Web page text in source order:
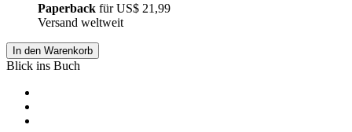
Paperback fürUS$ 21,99
Versand weltweit
In den Warenkorb
Blick ins Buch